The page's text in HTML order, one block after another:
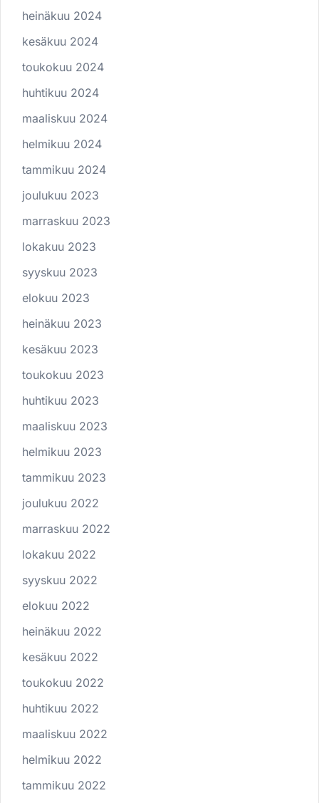
heinäkuu 2024
kesäkuu 2024
toukokuu 2024
huhtikuu 2024
maaliskuu 2024
helmikuu 2024
tammikuu 2024
joulukuu 2023
marraskuu 2023
lokakuu 2023
syyskuu 2023
elokuu 2023
heinäkuu 2023
kesäkuu 2023
toukokuu 2023
huhtikuu 2023
maaliskuu 2023
helmikuu 2023
tammikuu 2023
joulukuu 2022
marraskuu 2022
lokakuu 2022
syyskuu 2022
elokuu 2022
heinäkuu 2022
kesäkuu 2022
toukokuu 2022
huhtikuu 2022
maaliskuu 2022
helmikuu 2022
tammikuu 2022